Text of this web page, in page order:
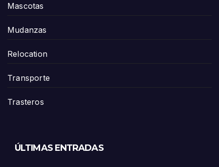
Mascotas
Mudanzas
Relocation
Transporte
Trasteros
ÚLTIMAS ENTRADAS